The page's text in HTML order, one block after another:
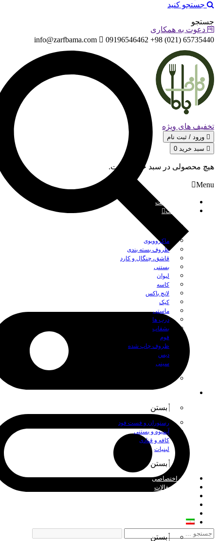
جستجو کنید
جستجو
دعوت به همکاری
65735440 (021) 98+ 09196546462
info@zarfbama.com
تخفیف های ویژه
سبد خرید 0
هیچ محصولی در سبد خرید نیست.
Menu
صفحه نخست
محصولات
ماکروویوی
ظروف بسته بندی
قاشق، چنگال و کارد
بستنی
لیوان
کاسه
لانچ باکس
کیک
ماستی
درب ها
بشقاب
فوم
ظروف چاپ شده
دیس
سینی
بستن
رستوران و فست فود
آبمیوه و بستنی
کافه و قنادی
لبنیات
بستن
چاپ اختصاصی
اخبار و مقالات
بستن